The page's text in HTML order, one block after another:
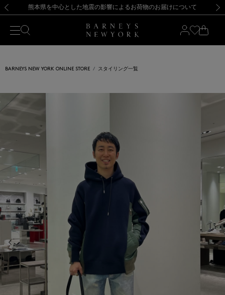
新規登録のお客様も対象！＜MY BARNEYS＞会員のお客様は11,000円（税込）以上のお買上げで常時送料無料！お買い物の際は会員登録を！
【夏季休業に伴う返品・交換承り一時停止のお知らせ】（2026.8.5）
熊本県を中心とした地震の影響によるお荷物のお届けについて
【開催中】SUMMER SALEのご案内・ご注意事項 新規登録のお客様も対象！＜MY BARNEYS＞会員のお客様は11,000円（税込）以上のお買上げで常時送料無料！お買い物の際は会員登録を！
【夏季休業に伴う返品・交換承り一時停止のお知らせ】（2026.8.5）
BARNEYS NEW YORK ONLINE STORE スタイリング一覧
前の画像 次